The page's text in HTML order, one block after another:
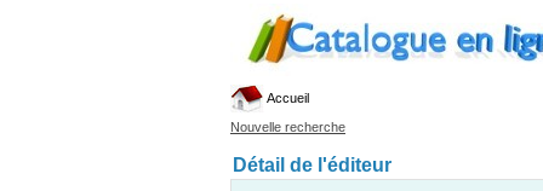
Accueil
Nouvelle recherche
Détail de l'éditeur